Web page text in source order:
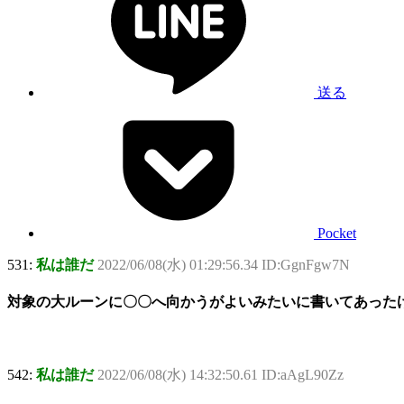
送る
Pocket
531: 私は誰だ 2022/06/08(水) 01:29:56.34 ID:GgnFgw7N
対象の大ルーンに〇〇へ向かうがよいみたいに書いてあった
542: 私は誰だ 2022/06/08(水) 14:32:50.61 ID:aAgL90Zz